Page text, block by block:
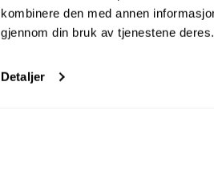
kombinere den med annen
gjennom din bruk av tjenestene deres.
Detaljer
Søk